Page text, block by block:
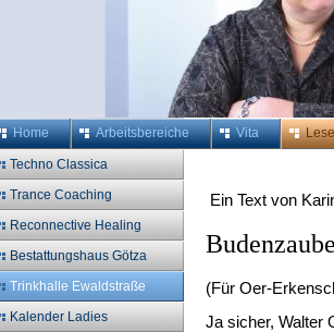
Home Arbeitsbereiche Vita
Techno Classica
Trance Coaching
Reconnective Healing
Bestattungshaus Götza
Trinkhalle Ewaldstraße
Kalender Ladies
Ein Text von
(Für Oer-
Ja sicher, Walter